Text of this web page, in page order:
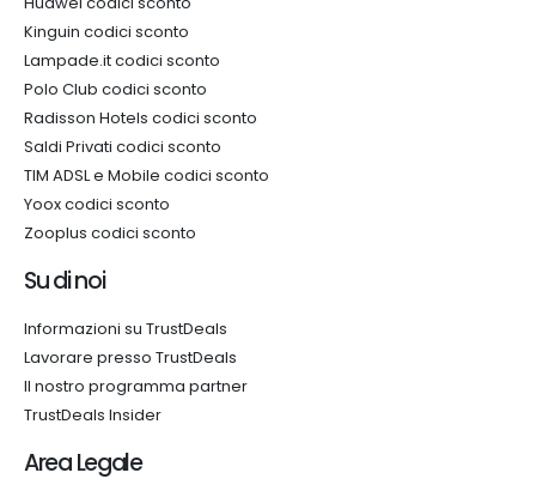
Kinguin codici sconto
Lampade.it codici sconto
Polo Club codici sconto
Radisson Hotels codici sconto
Saldi Privati codici sconto
TIM ADSL e Mobile codici sconto
Yoox codici sconto
Zooplus codici sconto
Su di noi
Informazioni su TrustDeals
Lavorare presso TrustDeals
Il nostro programma partner
TrustDeals Insider
Area Legale